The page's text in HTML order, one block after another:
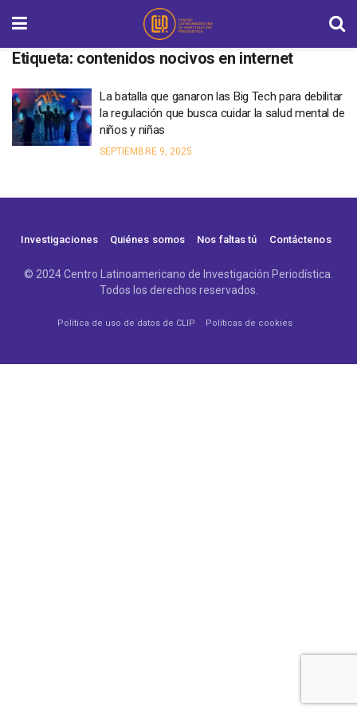
Etiqueta: contenidos nocivos en internet
La batalla que ganaron las Big Tech para debilitar
la regulación que busca cuidar la salud mental de
niños y niñas
SEPTIEMBRE 9, 2025
Investigaciones Quiénes somos Nos faltas tú Contáctenos
© 2024 Centro Latinoamericano de Investigación Periodística.
Todos los derechos reservados.
Política de uso de datos de CLIP Políticas de cookies